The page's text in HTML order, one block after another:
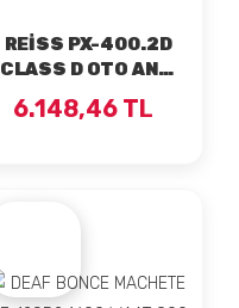
REİSS PX-400.2D
CLASS D OTO ANFİ
2x400RMS
6.148,46 TL